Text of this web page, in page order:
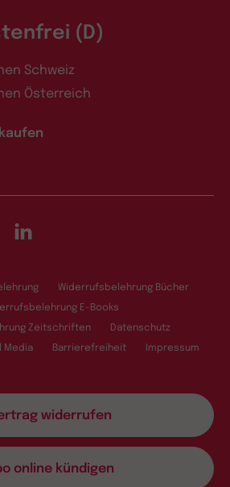
(D)
Schweiz
Österreich
LinkedIn
Widerrufsbelehrung Bücher
E-Books
Zeitschriften Datenschutz
Media Barrierefreiheit Impressum
widerrufen
online kündigen